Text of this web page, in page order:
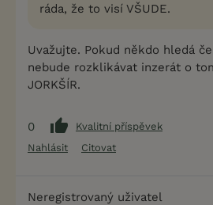
ráda, že to visí VŠUDE.
Uvažujte. Pokud někdo hledá
nebude rozklikávat inzerát o
JORKŠÍR.
0
Kvalitní příspěvek
Nahlásit
Citovat
Neregistrovaný uživatel